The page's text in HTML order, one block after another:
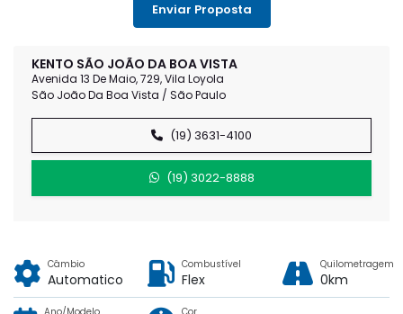
KENTO SÃO JOÃO DA BOA VISTA
Avenida 13 De Maio, 729, Vila Loyola
São João Da Boa Vista / São Paulo
(19) 3631-4100
(19) 3022-8888
Enviar Proposta
Câmbio
Automatico
Combustível
Flex
Quilometragem
0km